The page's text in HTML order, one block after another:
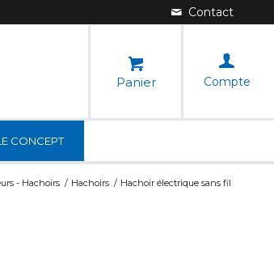
Panier Compte
CONCEPT
- Hachoirs / Hachoirs / Hachoir électrique sans fil